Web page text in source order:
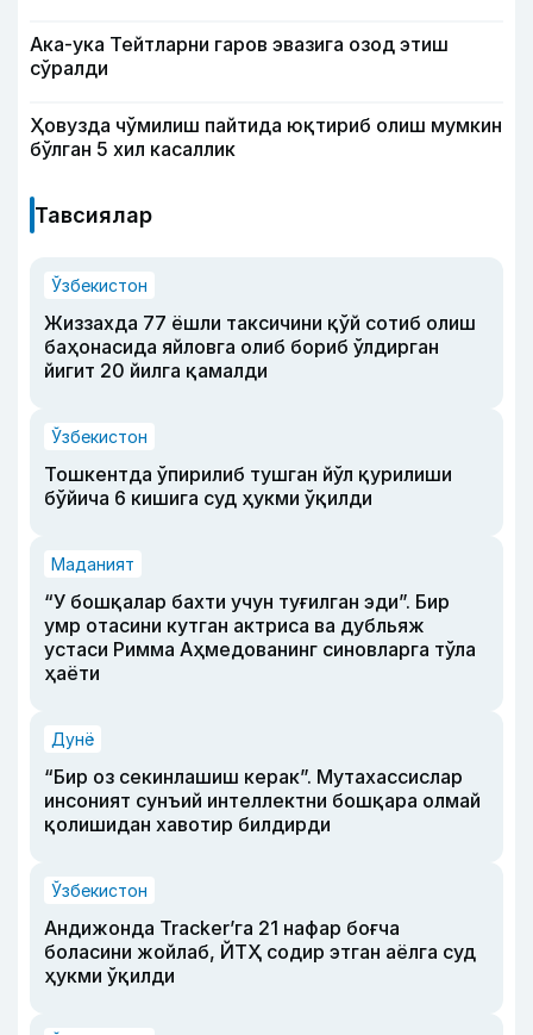
Ака-ука Тейтларни гаров эвазига озод этиш
сўралди
Ҳовузда чўмилиш пайтида юқтириб олиш мумкин
бўлган 5 хил касаллик
Тавсиялар
Ўзбекистон
Жиззахда 77 ёшли таксичини қўй сотиб олиш
баҳонасида яйловга олиб бориб ўлдирган
йигит 20 йилга қамалди
Ўзбекистон
Тошкентда ўпирилиб тушган йўл қурилиши
бўйича 6 кишига суд ҳукми ўқилди
Маданият
“У бошқалар бахти учун туғилган эди”. Бир
умр отасини кутган актриса ва дубльяж
устаси Римма Аҳмедованинг синовларга тўла
ҳаёти
Дунё
“Бир оз секинлашиш керак”. Мутахассислар
инсоният сунъий интеллектни бошқара олмай
қолишидан хавотир билдирди
Ўзбекистон
Андижонда Tracker’га 21 нафар боғча
боласини жойлаб, ЙТҲ содир этган аёлга суд
ҳукми ўқилди